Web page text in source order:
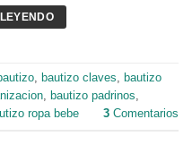
, bautizo claves, bautizo
, bautizo padrinos,
ropa bebe 3 Comentarios